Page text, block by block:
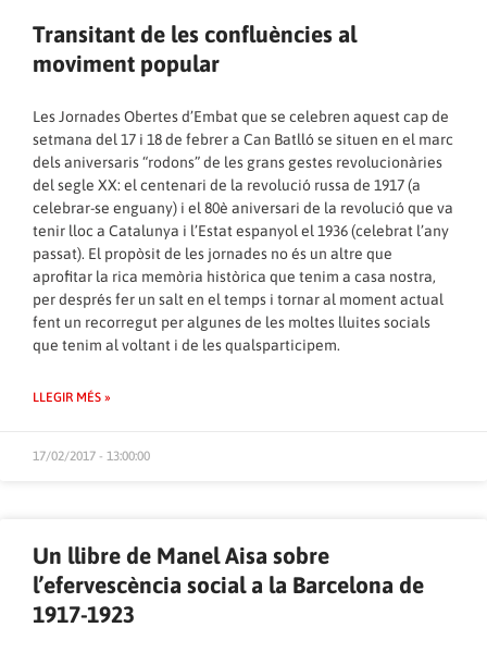
Transitant de les confluències al
moviment popular
Les Jornades Obertes d’Embat que se celebren aquest cap de
setmana del 17 i 18 de febrer a Can Batlló se situen en el marc
dels aniversaris “rodons” de les grans gestes revolucionàries
del segle XX: el centenari de la revolució russa de 1917 (a
celebrar-se enguany) i el 80è aniversari de la revolució que va
tenir lloc a Catalunya i l’Estat espanyol el 1936 (celebrat l’any
passat). El propòsit de les jornades no és un altre que
aprofitar la rica memòria històrica que tenim a casa nostra,
per després fer un salt en el temps i tornar al moment actual
fent un recorregut per algunes de les moltes lluites socials
que tenim al voltant i de les qualsparticipem.
LLEGIR MÉS »
17/02/2017 - 13:00:00
Un llibre de Manel Aisa sobre
l’efervescència social a la Barcelona de
1917-1923